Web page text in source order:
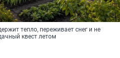
тепло, переживает снег и не
квест летом